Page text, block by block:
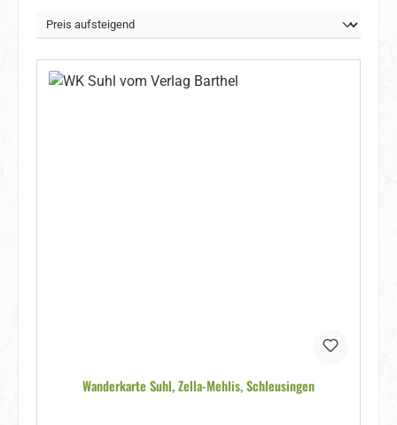
Wanderkarte Suhl, Zella-Mehlis, Schleusingen